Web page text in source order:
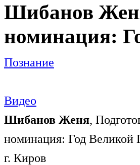
Шибанов
номинация:
Познание
Видео
Шибанов Женя,
номинация: Год Великой
г. Киров